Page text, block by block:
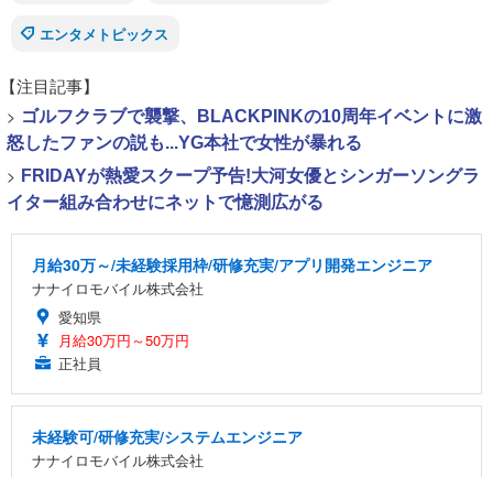
エンタメトピックス
【注目記事】
> ゴルフクラブで襲撃、BLACKPINKの10周年イベントに激
怒したファンの説も...YG本社で女性が暴れる
> FRIDAYが熱愛スクープ予告!大河女優とシンガーソングラ
イター組み合わせにネットで憶測広がる
月給30万～/未経験採用枠/研修充実/アプリ開発エンジニア
ナナイロモバイル株式会社
愛知県
月給30万円～50万円
正社員
未経験可/研修充実/システムエンジニア
ナナイロモバイル株式会社